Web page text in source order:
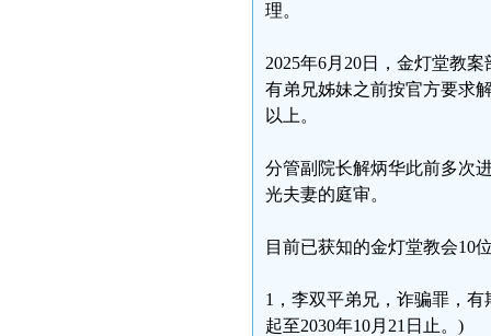
理。
2025年6月20日，金灯堂教
有弟兄姊妹之前按官方要求
以上。
分管副院长解炳华此前多次
光夫妻的庭审。
目前已获知的金灯堂教会10
1，李双平弟兄，诈骗罪，
起至2030年10月21日止。)